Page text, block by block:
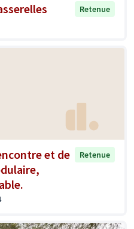
Retenue
et de
Retenue